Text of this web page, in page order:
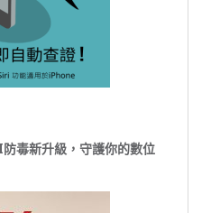
毒新升級，守護你的數位